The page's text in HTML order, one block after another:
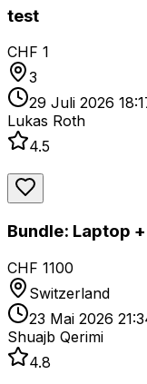
test
CHF 1
3
29 Juli 2026
Lukas Roth
4.5
Bundle: Laptop
CHF 1100
Switzerland
23 Mai 2026
Shuajb Qerimi
4.8